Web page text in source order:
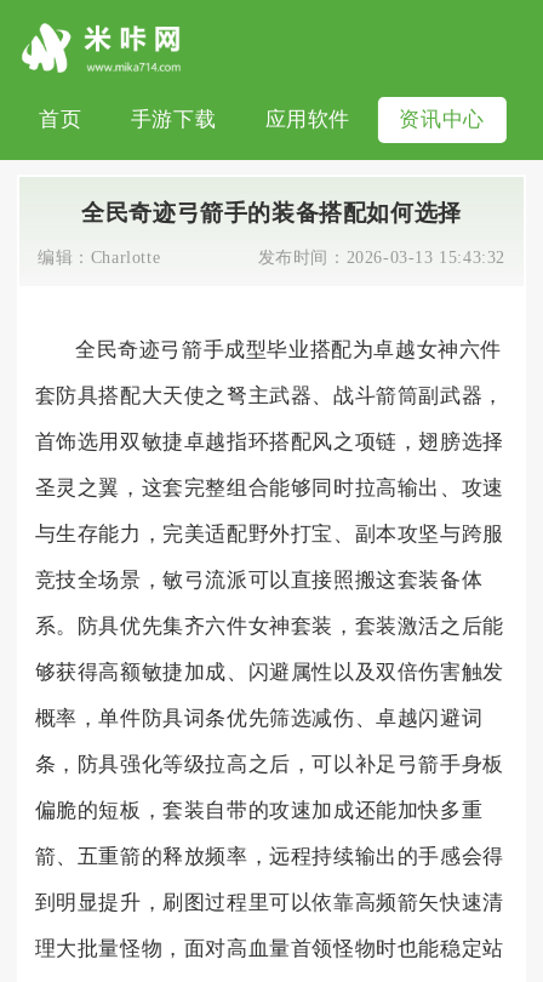
首页 手游下载 应用软件 资讯中心
全民奇迹弓箭手的装备搭配如何选择
编辑： Charlotte 发布时间： 2026-03-13 15:43:32
全民奇迹弓箭手成型毕业搭配为卓越女神六件
套防具搭配大天使之弩主武器、战斗箭筒副武器，
首饰选用双敏捷卓越指环搭配风之项链，翅膀选择
圣灵之翼，这套完整组合能够同时拉高输出、攻速
与生存能力，完美适配野外打宝、副本攻坚与跨服
竞技全场景，敏弓流派可以直接照搬这套装备体
系。防具优先集齐六件女神套装，套装激活之后能
够获得高额敏捷加成、闪避属性以及双倍伤害触发
概率，单件防具词条优先筛选减伤、卓越闪避词
条，防具强化等级拉高之后，可以补足弓箭手身板
偏脆的短板，套装自带的攻速加成还能加快多重
箭、五重箭的释放频率，远程持续输出的手感会得
到明显提升，刷图过程里可以依靠高频箭矢快速清
理大批量怪物，面对高血量首领怪物时也能稳定站